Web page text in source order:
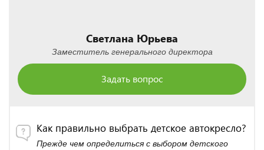
Светлана Юрьева
Заместитель генерального директора
Задать вопрос
Как правильно выбрать детское автокресло?
Прежде чем определиться с выбором детского